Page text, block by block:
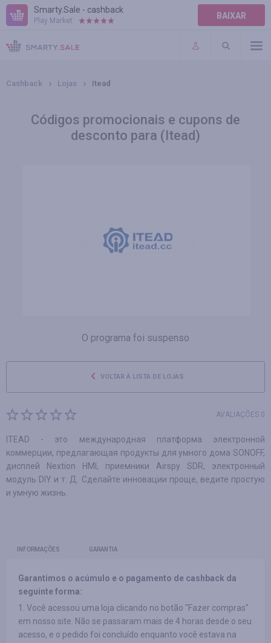
Smarty.Sale - cashback
Play Market: BAIXAR
AJUDA
TERMOS DE USO
Cashback Lojas Itead
Códigos promocionais e cupons de
desconto para (Itead)
O programa foi suspenso
VOLTAR À LISTA DE LOJAS
AVALIAÇÕES 0
ITEAD - это международная платформа электронной
коммерции, предлагающая продукты для умного дома SONOFF,
дисплей Nextion HMI, приемники Airspy SDR, электронный
модуль DIY и т. Д. Сделайте инновации проще, ведите простую
и умную жизнь.
INFORMAÇÕES GARANTIA
Garantimos o acúmulo e o pagamento de cashback da
seguinte forma:
1. Você acessou uma loja clicando no botão "Fazer compras"
em nosso site. Não se passaram mais de 4 horas desde o seu
acesso, e o pedido foi concluído enquanto você estava na